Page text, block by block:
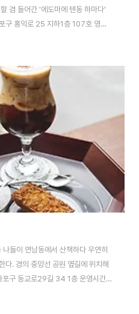
겸 들어간 '에도마에 텐동 하마다'
구 홍익로 25 지하1층 107호 영업
336-1529 우연히 발견하고 들어
, 히마다 토마토 메뉴 3가지는 모두
고, '히마다 토마토'는 디저트이다. 우
을 주문했다. 뜨끈하니 맛있었
동' '붕장어, 블..
들이 연남동에서 산책하다 우연히
다. 경의 중앙선 공원 옆길에 위치해
구 동교로29길 34 1층 운영시간 :
: